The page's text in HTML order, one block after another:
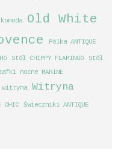
Old White
Pólka ANTIQUE
Stół CHIPPY FLAMINGO
Stół
nocne MARINE
witryna
Witryna
CHIC Świeczniki ANTIQUE